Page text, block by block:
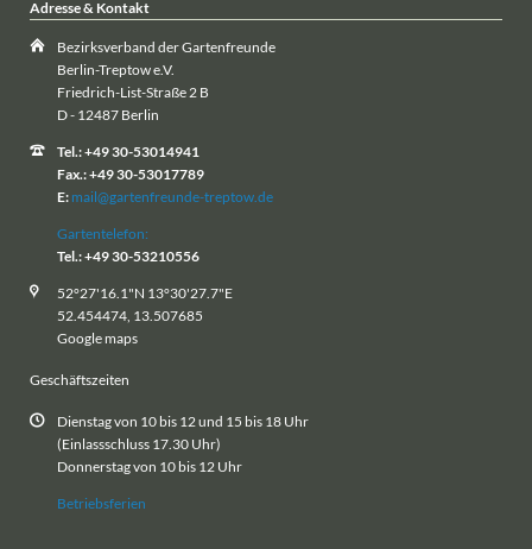
Adresse & Kontakt
Bezirksverband der Gartenfreunde
Berlin-Treptow e.V.
Friedrich-List-Straße 2 B
D - 12487 Berlin
Tel.: +49 30-53014941
Fax.: +49 30-53017789
E: mail@gartenfreunde-treptow.de
Gartentelefon:
Tel.: +49 30-53210556
52°27'16.1"N 13°30'27.7"E
52.454474, 13.507685
Google maps
Geschäftszeiten
Dienstag von 10 bis 12 und 15 bis 18 Uhr
(Einlassschluss 17.30 Uhr)
Donnerstag von 10 bis 12 Uhr
Betriebsferien